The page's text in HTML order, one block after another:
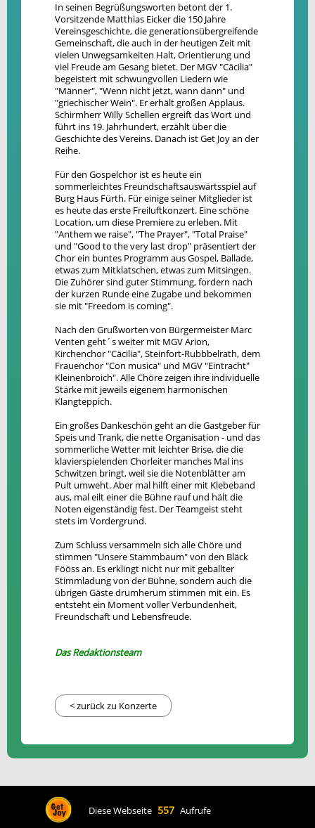
In seinen Begrüßungsworten betont der 1.
Vorsitzende Matthias Eicker die 150 Jahre
Vereinsgeschichte, die generationsübergreifende
Gemeinschaft, die auch in der heutigen Zeit mit
vielen Unwegsamkeiten Halt, Orientierung und
viel Freude am Gesang bietet. Der MGV "Cäcilia"
begeistert mit schwungvollen Liedern wie
"Männer", "Wenn nicht jetzt, wann dann" und
"griechischer Wein". Er erhält großen Applaus.
Schirmherr Willy Schellen ergreift das Wort und
führt ins 19. Jahrhundert, erzählt über die
Geschichte des Vereins. Danach ist Get Joy an der
Reihe.
Für den Gospelchor ist es heute ein
sommerleichtes Freundschaftsauswärtsspiel auf
Burg Haus Fürth. Für einige seiner Mitglieder ist
es heute das erste Freiluftkonzert. Eine schöne
Location, um diese Premiere zu erleben. Mit
"Anthem we raise", "The Prayer", "Total Praise"
und "Good to the very last drop" präsentiert der
Chor ein buntes Programm aus Gospel, Ballade,
etwas zum Mitklatschen, etwas zum Mitsingen.
Die Zuhörer sind guter Stimmung, fordern nach
der kurzen Runde eine Zugabe und bekommen
sie mit "Freedom is coming".
Nach den Grußworten von Bürgermeister Marc
Venten geht´s weiter mit MGV Arion,
Kirchenchor "Cäcilia", Steinfort-Rubbbelrath, dem
Frauenchor "Con musica" und MGV "Eintracht"
Kleinenbroich". Alle Chöre zeigen ihre individuelle
Stärke mit jeweils eigenem harmonischen
Klangteppich.
Ein großes Dankeschön geht an die Gastgeber für
Speis und Trank, die nette Organisation - und das
sommerliche Wetter mit leichter Brise, die die
klavierspielenden Chorleiter manches Mal ins
Schwitzen bringt, weil sie die Notenblätter am
Pult umweht. Aber mal hilft einer mit Klebeband
aus, mal eilt einer die Bühne rauf und hält die
Noten eigenständig fest. Der Teamgeist steht
stets im Vordergrund.
Zum Schluss versammeln sich alle Chöre und
stimmen "Unsere Stammbaum" von den Bläck
Fööss an. Es erklingt nicht nur mit geballter
Stimmladung von der Bühne, sondern auch die
übrigen Gäste drumherum stimmen mit ein. Es
entsteht ein Moment voller Verbundenheit,
Freundschaft und Lebensfreude.
Das Redaktionsteam
< zurück zu Konzerte
Diese Webseite 557Aufrufe